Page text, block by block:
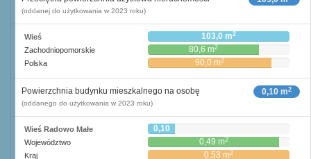
(oddanej do użytkowania w 2023 roku)
Wieś 103,0 m2
Zachodniopomorskie 80,6 m2
Polska 90,0 m2
0,10 m2
Powierzchnia budynku mieszkalnego na osobę
(oddanego do użytkowania w 2023 roku)
Wieś Radowo Małe
0,10
m2
Województwo 0,49 m2
Kraj 0,53 m2